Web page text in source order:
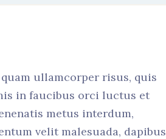
ullamcorper risus, quis
in faucibus orci luctus et
metus interdum,
velit malesuada, dapibus